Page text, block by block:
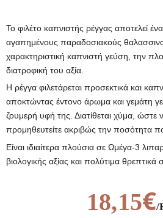
Το φιλέτο καπνιστής ρέγγας αποτελεί
αγαπημένους παραδοσιακούς
χαρακτηριστική καπνιστή γεύση, την
διατροφική του αξία.
Η ρέγγα φιλετάρεται προσεκτικά και
αποκτώντας έντονο άρωμα και γεμάτη
ζουμερή υφή της. Διατίθεται χύμα, ώστε
προμηθευτείτε ακριβώς την ποσότητα
Είναι ιδιαίτερα πλούσια σε Ωμέγα-3
βιολογικής αξίας και πολύτιμα θρεπτικά
18,15€/